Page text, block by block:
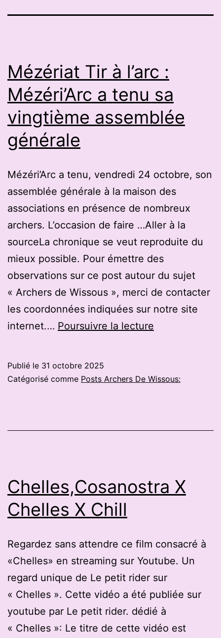
Mézériat Tir à l’arc :
Mézéri’Arc a tenu sa
vingtième assemblée
générale
Mézéri’Arc a tenu, vendredi 24 octobre, son
assemblée générale à la maison des
associations en présence de nombreux
archers. L’occasion de faire …Aller à la
sourceLa chronique se veut reproduite du
mieux possible. Pour émettre des
observations sur ce post autour du sujet
« Archers de Wissous », merci de contacter
les coordonnées indiquées sur notre site
internet.… Poursuivre la lecture
l’arc
assemblée
Publié le 31 octobre 2025
Catégorisé comme Posts Archers De Wissous:
Chelles,Cosanostra X
Chelles X Chill
Regardez sans attendre ce film consacré à
«Chelles» en streaming sur Youtube. Un
regard unique de Le petit rider sur
« Chelles ». Cette vidéo a été publiée sur
youtube par Le petit rider. dédié à
« Chelles »: Le titre de cette vidéo est